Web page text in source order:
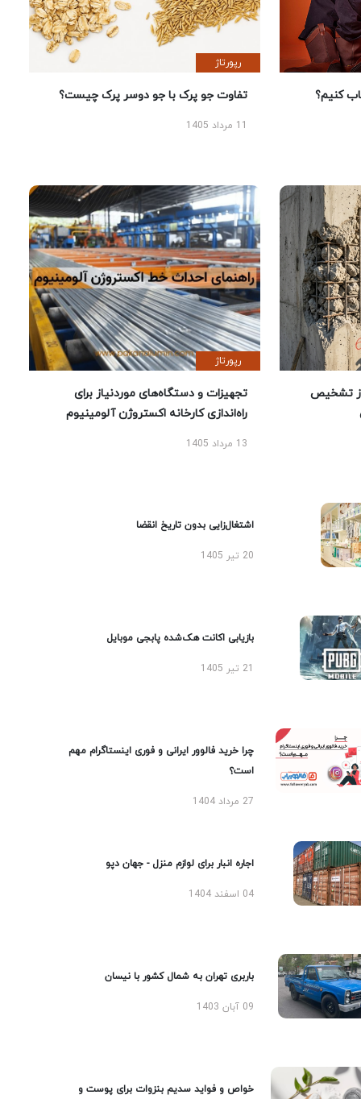
کنیم؟
رپورتاژ
تفاوت جو پرک با جو دوسر پرک چیست؟
تشخیص
رپورتاژ
تجهیزات و دستگاه‌های موردنیاز برای
راه‌اندازی کارخانه اکستروژن آلومینیوم
13 مرداد 1405
اشتغال‌زایی بدون تاریخ انقضا
20 تیر 1405
بازیابی اکانت هک‌شده پابجی موبایل
چرا خرید فالوور ایرانی و فوری اینستاگرام مهم
است؟
27 مرداد 1404
اجاره انبار برای لوازم منزل - جهان دپو
04 اسفند 1404
باربری تهران به شمال کشور با نیسان
09 آبان 1403
خواص و فواید سدیم بنزوات برای پوست و